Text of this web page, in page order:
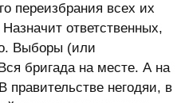
переизбрания всех их
ответственных,
Выборы (или
бригада на месте. А на
правительстве негодяи, в